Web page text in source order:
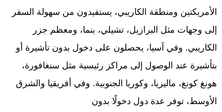
الأمريكتين ومنطقة الكاريبي، يستفيدون من سهولة السفر
إلى وجهات مثل البرازيل، تشيلي، بنما، ومعظم جزر
الكاريبي. وفي آسيا، يحصلون على دخول بدون تأشيرة أو
بتأشيرة عند الوصول إلى مراكز رئيسية مثل سنغافورة،
هونغ كونغ، ماليزيا، وكوريا الجنوبية. وفي أفريقيا والشرق
الأوسط، توفر عدة دول دخولًا بدون